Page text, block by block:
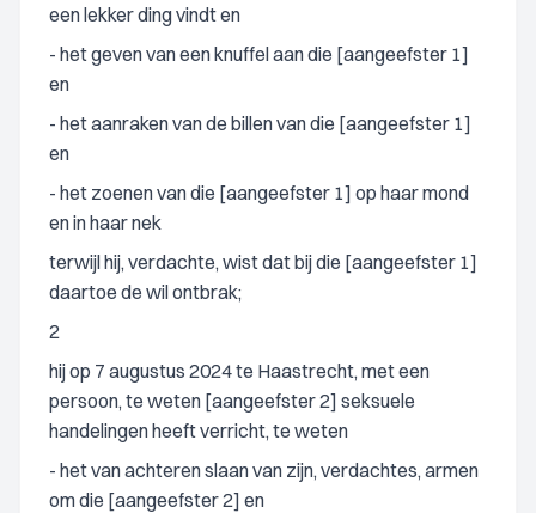
een lekker ding vindt en
- het geven van een knuffel aan die [aangeefster 1]
en
- het aanraken van de billen van die [aangeefster 1]
en
- het zoenen van die [aangeefster 1] op haar mond
en in haar nek
terwijl hij, verdachte, wist dat bij die [aangeefster 1]
daartoe de wil ontbrak;
2
hij op 7 augustus 2024 te Haastrecht, met een
persoon, te weten [aangeefster 2] seksuele
handelingen heeft verricht, te weten
- het van achteren slaan van zijn, verdachtes, armen
om die [aangeefster 2] en